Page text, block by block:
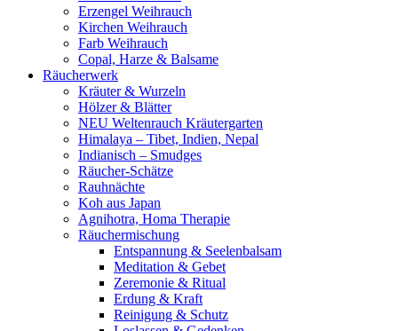
Erzengel Weihrauch
Kirchen Weihrauch
Farb Weihrauch
Copal, Harze & Balsame
Räucherwerk
Kräuter & Wurzeln
Hölzer & Blätter
NEU Weltenrauch Kräutergarten
Himalaya – Tibet, Indien, Nepal
Indianisch – Smudges
Räucher-Schätze
Rauhnächte
Koh aus Japan
Agnihotra, Homa Therapie
Räuchermischung
Entspannung & Seelenbalsam
Meditation & Gebet
Zeremonie & Ritual
Erdung & Kraft
Reinigung & Schutz